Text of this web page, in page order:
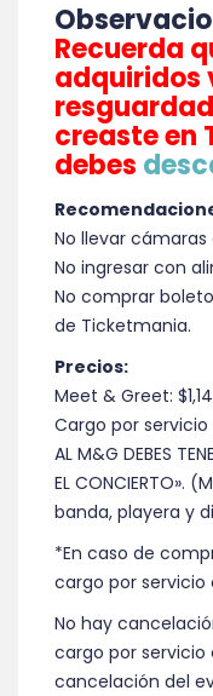
Recuerda
adquiridos
creaste en
debes
No llevar
No ingresar con
No comprar
de Ticketmania.
Precios:
Meet & Greet:
Cargo por servicio
AL M&G DEBES
EL CONCIERTO».
banda, playera y
*En caso de
cargo por servicio
No hay
cargo por servicio
cancelación del